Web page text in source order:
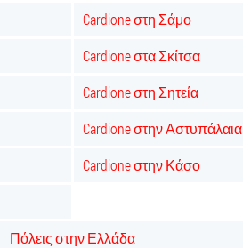
Cardione στη Σάμο
Cardione στα Σκίτσα
Cardione στη Σητεία
Cardione στην Αστυπάλαια
Cardione στην Κάσο
Πόλεις στην Ελλάδα